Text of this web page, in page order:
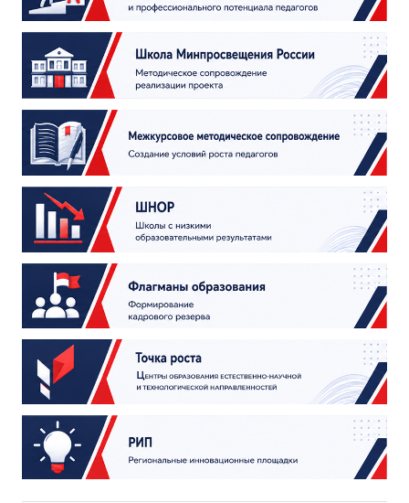
ДПО
Профессиональная переподготовка
Повышение квалификации
КОНТАКТЫ